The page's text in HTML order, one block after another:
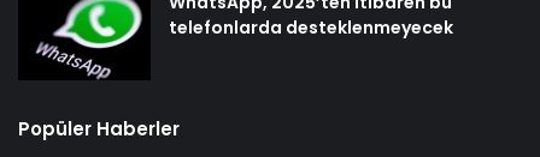
telefonlarda desteklenmeyecek
Popüler Haberler